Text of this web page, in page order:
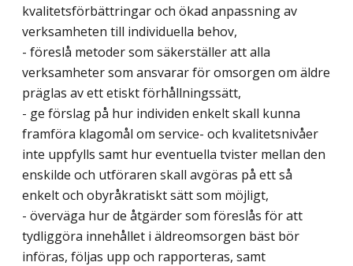
kvalitetsförbättringar och ökad anpassning av
verksamheten till individuella behov,
- föreslå metoder som säkerställer att alla
verksamheter som ansvarar för omsorgen om äldre
präglas av ett etiskt förhållningssätt,
- ge förslag på hur individen enkelt skall kunna
framföra klagomål om service- och kvalitetsnivåer
inte uppfylls samt hur eventuella tvister mellan den
enskilde och utföraren skall avgöras på ett så
enkelt och obyråkratiskt sätt som möjligt,
- överväga hur de åtgärder som föreslås för att
tydliggöra innehållet i äldreomsorgen bäst bör
införas, följas upp och rapporteras, samt